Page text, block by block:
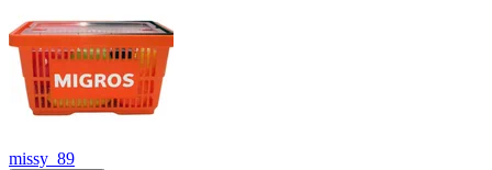
missy_89